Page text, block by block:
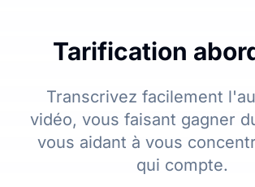
Tarification
Transcrivez facilement
vidéo, vous faisant gagner
vous aidant à vous
qui compte.